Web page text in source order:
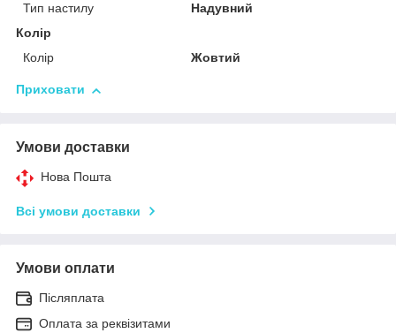
Тип настилу
Надувний
Колір
Колір
Жовтий
Приховати
Умови доставки
Нова Пошта
Всі умови доставки
Умови оплати
Післяплата
Оплата за реквізитами